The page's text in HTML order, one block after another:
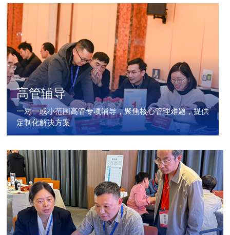
高管辅导
一对一或小范围高管专项辅导，聚焦核心管理难题，提供
定制化解决方案